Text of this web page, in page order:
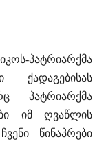
პატრიარქმა
ქადაგებისას
პატრიარქმა
იმ ღვაწლის
წინაპრები